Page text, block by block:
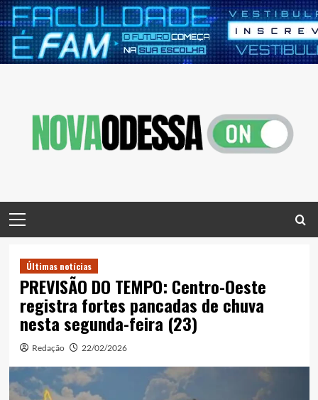
Menu
Últimas notícias
PREVISÃO DO TEMPO: Centro-Oeste
registra fortes pancadas de chuva
nesta segunda-feira (23)
Redação 22/02/2026